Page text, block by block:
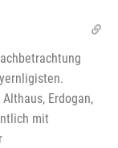
Erdogan,
mit